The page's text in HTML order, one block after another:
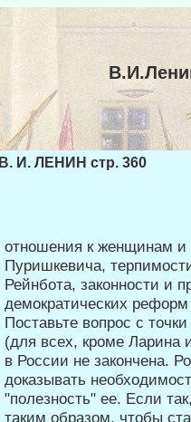
В. И. ЛЕНИН стр. 360
отношения к женщинам и
Пуриш­кевича,
Рейнбота, закон­ности и
демократических
Поставьте вопрос с
(для всех, кроме Ларина
в России не закончена.
доказывать
"полезность" ее. Если
таким образом, чтобы